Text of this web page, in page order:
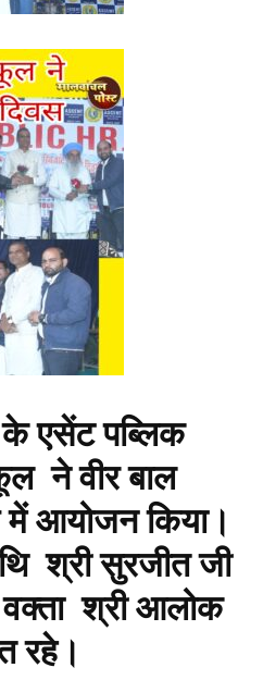
एसेंट पब्लिक
ने वीर बाल
में आयोजन किया।
श्री सुरजीत जी
श्री आलोक
रहे।